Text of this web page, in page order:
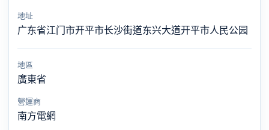
地址
广东省江门市开平市长沙街道东兴大道开平市人民公园
地區
廣東省
營運商
南方電網